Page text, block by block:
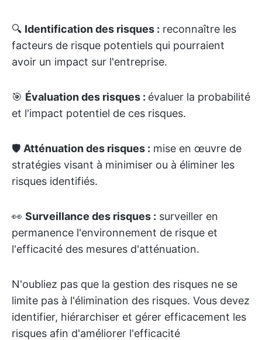
🔍 Identification des risques : reconnaître les
facteurs de risque potentiels qui pourraient
avoir un impact sur l'entreprise.
🎯 Évaluation des risques : évaluer la probabilité
et l'impact potentiel de ces risques.
🛡️ Atténuation des risques : mise en œuvre de
stratégies visant à minimiser ou à éliminer les
risques identifiés.
👀 Surveillance des risques : surveiller en
permanence l'environnement de risque et
l'efficacité des mesures d'atténuation.
N'oubliez pas que la gestion des risques ne se
limite pas à l'élimination des risques. Vous devez
identifier, hiérarchiser et gérer efficacement les
risques afin d'améliorer l'efficacité